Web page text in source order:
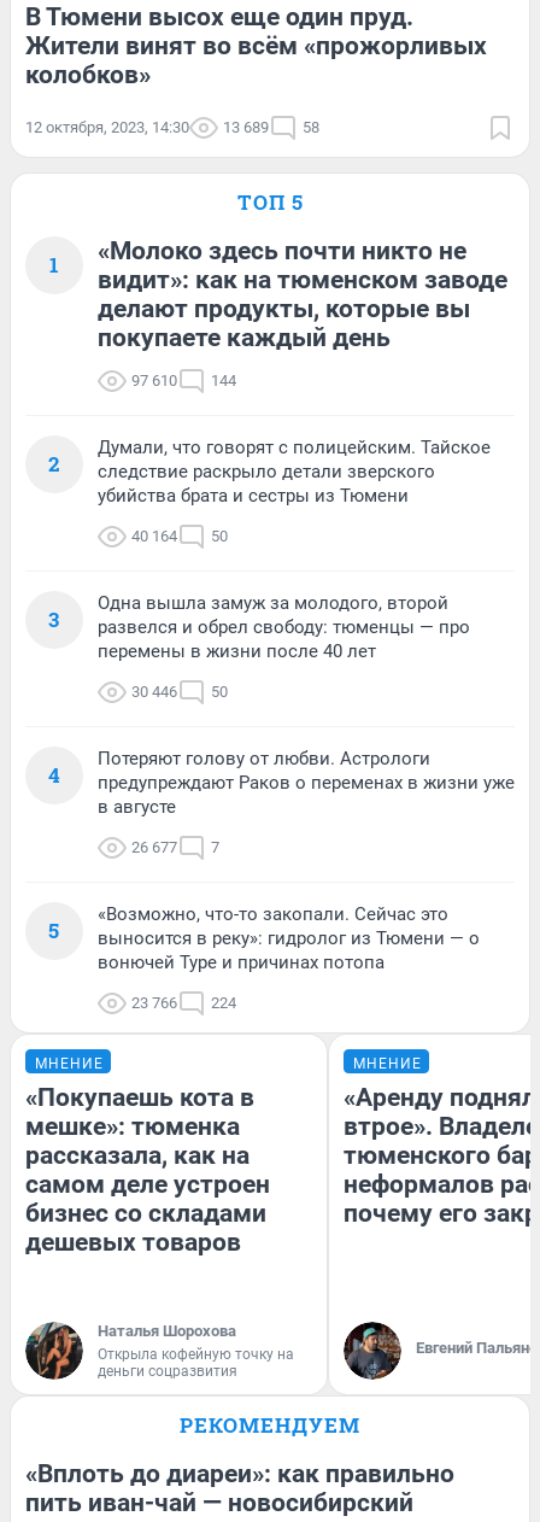
В Тюмени высох еще один пруд.
Жители винят во всём «прожорливых
колобков»
12 октября, 2023, 14:30 13 689 58
ТОП 5
1
«Молоко здесь почти никто не
видит»: как на тюменском заводе
делают продукты, которые вы
покупаете каждый день
97 610 144
2
Думали, что говорят с полицейским. Тайское
следствие раскрыло детали зверского
убийства брата и сестры из Тюмени
40 164 50
3
Одна вышла замуж за молодого, второй
развелся и обрел свободу: тюменцы — про
перемены в жизни после 40 лет
30 446 50
4
Потеряют голову от любви. Астрологи
предупреждают Раков о переменах в жизни уже
в августе
26 677 7
5
«Возможно, что-то закопали. Сейчас это
выносится в реку»: гидролог из Тюмени — о
вонючей Туре и причинах потопа
23 766 224
МНЕНИЕ
«Покупаешь кота в
мешке»: тюменка
рассказала, как на
самом деле устроен
бизнес со складами
дешевых товаров
Наталья Шорохова
Открыла кофейную точку на
деньги соцразвития
МНЕНИЕ
«Аренду
втрое».
тюменского
неформалов
почему его
Евгений
РЕКОМЕНДУЕМ
«Вплоть до диареи»: как правильно
пить иван-чай — новосибирский